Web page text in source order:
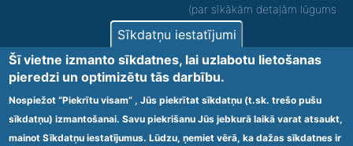
(par sīkākām detaļām lūgums
zvanīt).
Nodrošinām vides piekļūstamību personām ar
funkcionāliem traucējumiem! SIA „Sanare-KRC
Jaunķemeri”, Kolkas ielā 20, Jūrmalā ir nodrošināta vides
piekļūstamība personām ar funkcionāliem traucējumiem,
tādejādi nodrošinot atbilstību Ministru kabineta
2009.gada 20.janvāra noteikumos Nr.60 „Noteikumi par
obligātajām prasībām ārstniecības iestādēm un to
Sīkdatņu iestatījumi
Šī vietne izmanto sīkdatnes, lai uzlabotu lietošanas
pieredzi un optimizētu tās darbību.
Nospiežot “Piekrītu visam” , Jūs piekrītat sīkdatņu (t.sk. trešo pušu
sīkdatņu) izmantošanai. Savu piekrišanu Jūs jebkurā laikā varat atsaukt,
mainot Sīkdatņu iestatījumus. Lūdzu, ņemiet vērā, ka dažas sīkdatnes ir